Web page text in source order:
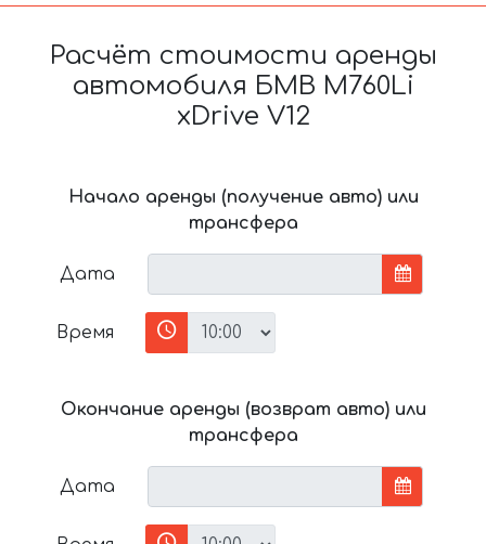
Расчёт стоимости аренды
автомобиля БМВ M760Li
xDrive V12
Начало аренды (получение авто) или
трансфера
Дата
Время
Окончание аренды (возврат авто) или
трансфера
Дата